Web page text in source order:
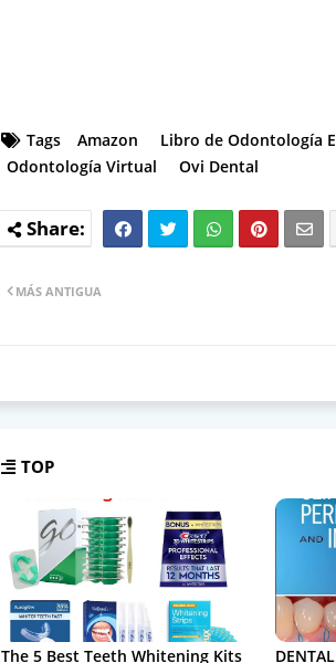
Tags Amazon Libro de Odontología
Odontología Virtual
Ovi Dental
MÁS ANTIGUA
TOP
The 5 Best Teeth Whitening Kits